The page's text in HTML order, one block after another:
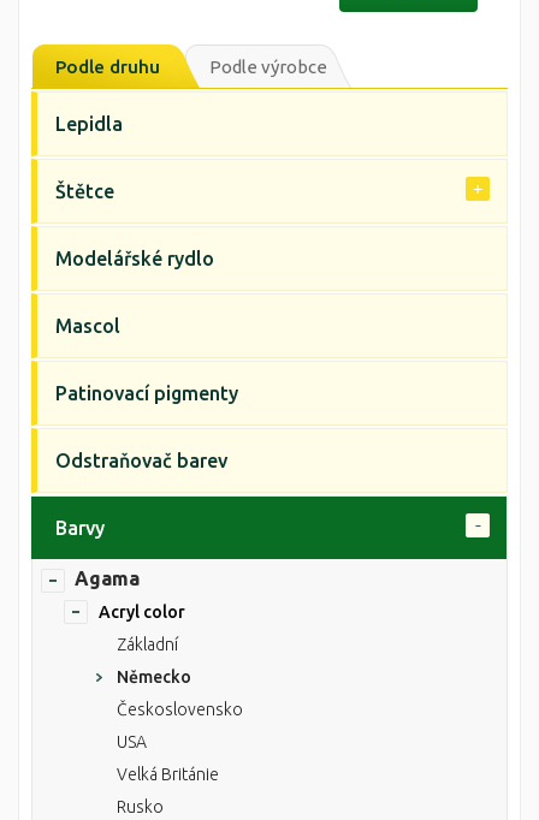
Podle druhu Podle výrobce
Lepidla
Štětce
Modelářské rydlo
Mascol
Patinovací pigmenty
Odstraňovač barev
Barvy
Agama
Acryl color
Základní
Německo
Československo
USA
Velká Británie
Rusko